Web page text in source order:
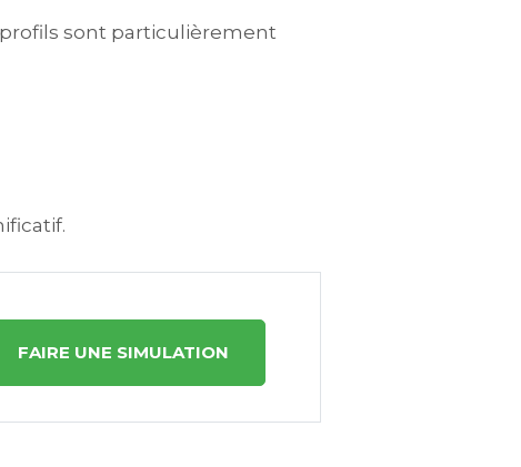
sont particulièrement
FAIRE UNE SIMULATION